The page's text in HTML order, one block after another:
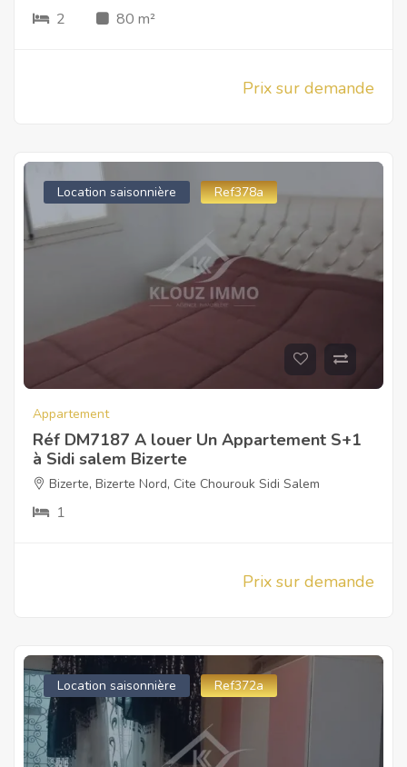
2 80 m²
Prix sur demande
Location saisonnière Ref378a
Appartement
Réf DM7187 A louer Un Appartement S+1
à Sidi salem Bizerte
Bizerte, Bizerte Nord, Cite Chourouk Sidi Salem
1
Prix sur demande
Location saisonnière Ref372a